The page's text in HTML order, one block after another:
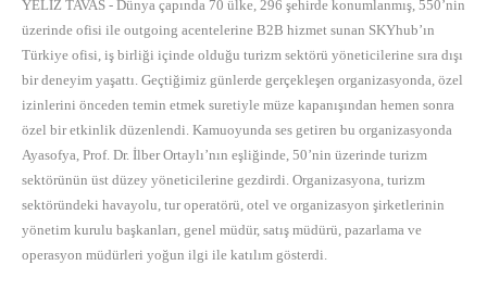
YELİZ TAVAS - Dünya çapında 70 ülke, 296 şehirde konumlanmış, 550’nin
üzerinde ofisi ile outgoing acentelerine B2B hizmet sunan SKYhub’ın
Türkiye ofisi, iş birliği içinde olduğu turizm sektörü yöneticilerine sıra dışı
bir deneyim yaşattı. Geçtiğimiz günlerde gerçekleşen organizasyonda, özel
izinlerini önceden temin etmek suretiyle müze kapanışından hemen sonra
özel bir etkinlik düzenlendi. Kamuoyunda ses getiren bu organizasyonda
Ayasofya, Prof. Dr. İlber Ortaylı’nın eşliğinde, 50’nin üzerinde turizm
sektörünün üst düzey yöneticilerine gezdirdi. Organizasyona, turizm
sektöründeki havayolu, tur operatörü, otel ve organizasyon şirketlerinin
yönetim kurulu başkanları, genel müdür, satış müdürü, pazarlama ve
operasyon müdürleri yoğun ilgi ile katılım gösterdi.